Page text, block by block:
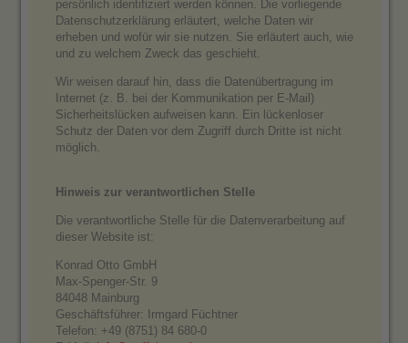
persönlich identifiziert werden können. Die vorliegende
Datenschutzerklärung erläutert, welche Daten wir
erheben und wofür wir sie nutzen. Sie erläutert auch, wie
und zu welchem Zweck das geschieht.
Wir weisen darauf hin, dass die Datenübertragung im
Internet (z. B. bei der Kommunikation per E-Mail)
Sicherheitslücken aufweisen kann. Ein lückenloser
Schutz der Daten vor dem Zugriff durch Dritte ist nicht
möglich.
Hinweis zur verantwortlichen Stelle
Die verantwortliche Stelle für die Datenverarbeitung auf
dieser Website ist:
Konrad Otto GmbH
Max-Spenger-Str. 9
84048 Mainburg
Geschäftsführer: Irmgard Füchtner
Telefon: +49 (8751) 84 680-0